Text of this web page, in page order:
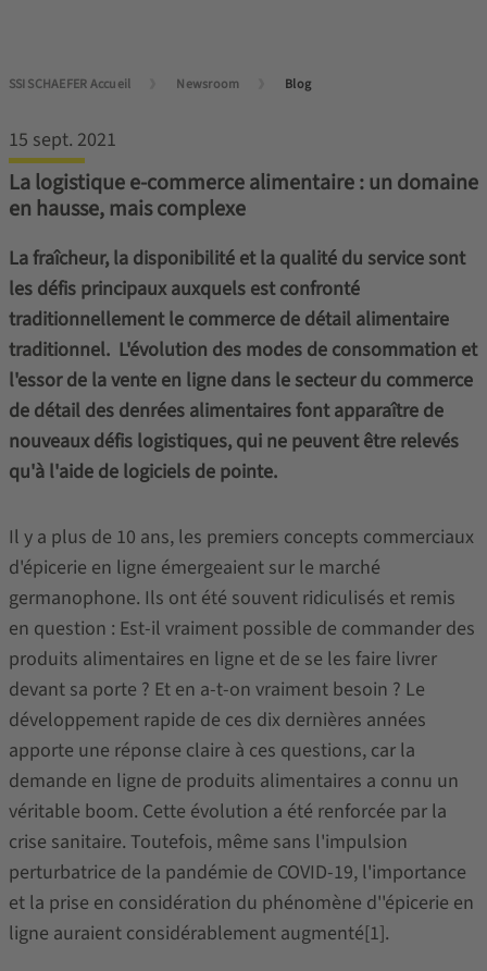
SSI SCHAEFER Accueil Newsroom Blog
15 sept. 2021
La logistique e-commerce alimentaire : un domaine
en hausse, mais complexe
La fraîcheur, la disponibilité et la qualité du service sont
les défis principaux auxquels est confronté
traditionnellement le commerce de détail alimentaire
traditionnel. L'évolution des modes de consommation et
l'essor de la vente en ligne dans le secteur du commerce
de détail des denrées alimentaires font apparaître de
nouveaux défis logistiques, qui ne peuvent être relevés
qu'à l'aide de logiciels de pointe.
Il y a plus de 10 ans, les premiers concepts commerciaux
d'épicerie en ligne émergeaient sur le marché
germanophone. Ils ont été souvent ridiculisés et remis
en question : Est-il vraiment possible de commander des
produits alimentaires en ligne et de se les faire livrer
devant sa porte ? Et en a-t-on vraiment besoin ? Le
développement rapide de ces dix dernières années
apporte une réponse claire à ces questions, car la
demande en ligne de produits alimentaires a connu un
véritable boom. Cette évolution a été renforcée par la
crise sanitaire. Toutefois, même sans l'impulsion
perturbatrice de la pandémie de COVID-19, l'importance
et la prise en considération du phénomène d''épicerie en
ligne auraient considérablement augmenté[1].